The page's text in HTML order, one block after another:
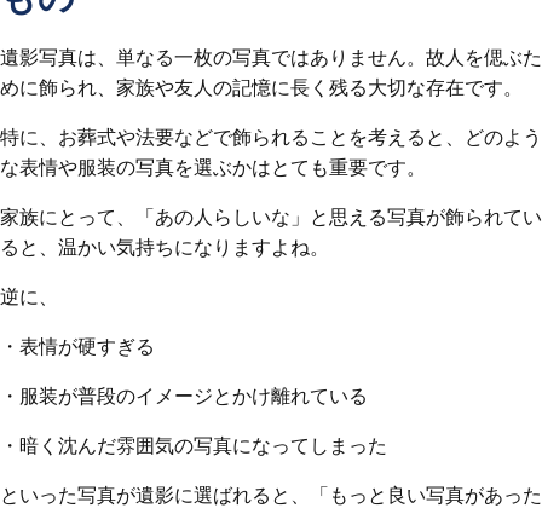
遺影写真は、単なる一枚の写真ではありません。故人を偲ぶた
めに飾られ、家族や友人の記憶に長く残る大切な存在です。
特に、お葬式や法要などで飾られることを考えると、どのよう
な表情や服装の写真を選ぶかはとても重要です。
家族にとって、「あの人らしいな」と思える写真が飾られてい
ると、温かい気持ちになりますよね。
逆に、
・表情が硬すぎる
・服装が普段のイメージとかけ離れている
・暗く沈んだ雰囲気の写真になってしまった
といった写真が遺影に選ばれると、「もっと良い写真があった